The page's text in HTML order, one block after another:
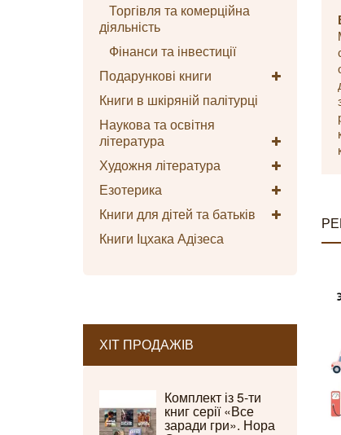
Торгівля та комерційна
діяльність
Фінанси та інвестиції
Подарункові книги
Книги в шкіряній палітурці
Наукова та освітня
література
Художня література
Езотерика
Книги для дітей та батьків
Книги Іцхака Адізеса
ХІТ ПРОДАЖІВ
Комплект із 5-ти
книг серії «Все
заради гри». Нора